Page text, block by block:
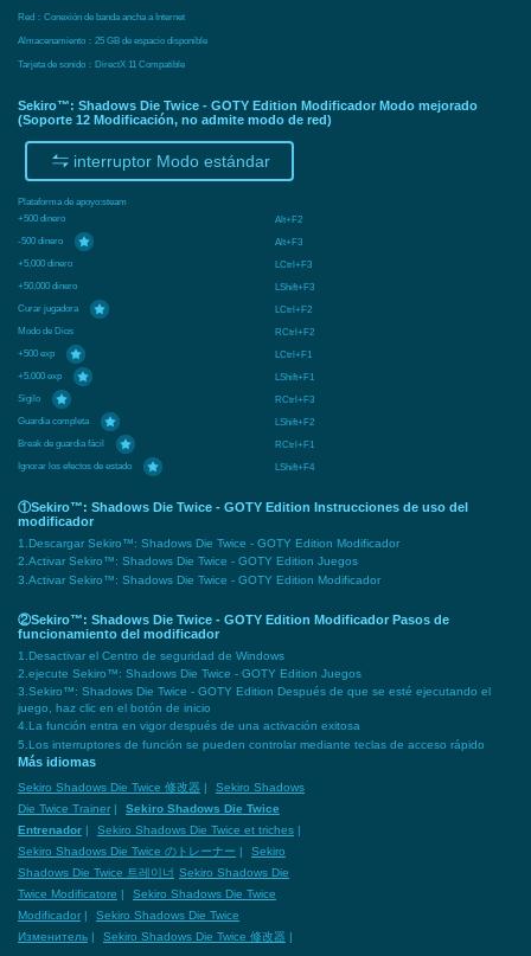
Red：Conexión de banda ancha a Internet
Almacenamiento：25 GB de espacio disponible
Tarjeta de sonido：DirectX 11 Compatible
Sekiro™: Shadows Die Twice - GOTY Edition Modificador Modo mejorado
(Soporte 12 Modificación, no admite modo de red)
interruptor Modo estándar
Plataforma de apoyo:steam
+500 dinero
Alt+F2
-500 dinero
Alt+F3
+5,000 dinero
LCtrl+F3
+50,000 dinero
LShift+F3
Curar jugadora
LCtrl+F2
Modo de Dios
RCtrl+F2
+500 exp
LCtrl+F1
+5.000 exp
LShift+F1
Sigilo
RCtrl+F3
Guardia completa
LShift+F2
Break de guardia fácil
RCtrl+F1
Ignorar los efectos de estado
LShift+F4
①Sekiro™: Shadows Die Twice - GOTY Edition Instrucciones de uso del
modificador
1.Descargar Sekiro™: Shadows Die Twice - GOTY Edition Modificador
2.Activar Sekiro™: Shadows Die Twice - GOTY Edition Juegos
3.Activar Sekiro™: Shadows Die Twice - GOTY Edition Modificador
②Sekiro™: Shadows Die Twice - GOTY Edition Modificador Pasos de
funcionamiento del modificador
1.Desactivar el Centro de seguridad de Windows
2.ejecute Sekiro™: Shadows Die Twice - GOTY Edition Juegos
3.Sekiro™: Shadows Die Twice - GOTY Edition Después de que se esté ejecutando el
juego, haz clic en el botón de inicio
4.La función entra en vigor después de una activación exitosa
5.Los interruptores de función se pueden controlar mediante teclas de acceso rápido
Más idiomas
Sekiro Shadows Die Twice 修改器 |
Sekiro Shadows
Die Twice Trainer |
Sekiro Shadows Die Twice
Entrenador | Sekiro Shadows Die Twice et triches |
Sekiro Shadows Die Twice のトレーナー |
Sekiro
Shadows Die Twice 트레이너 Sekiro Shadows Die
Twice Modificatore |
Sekiro Shadows Die Twice
Modificador |
Sekiro Shadows Die Twice
Изменитель | Sekiro Shadows Die Twice 修改器 |